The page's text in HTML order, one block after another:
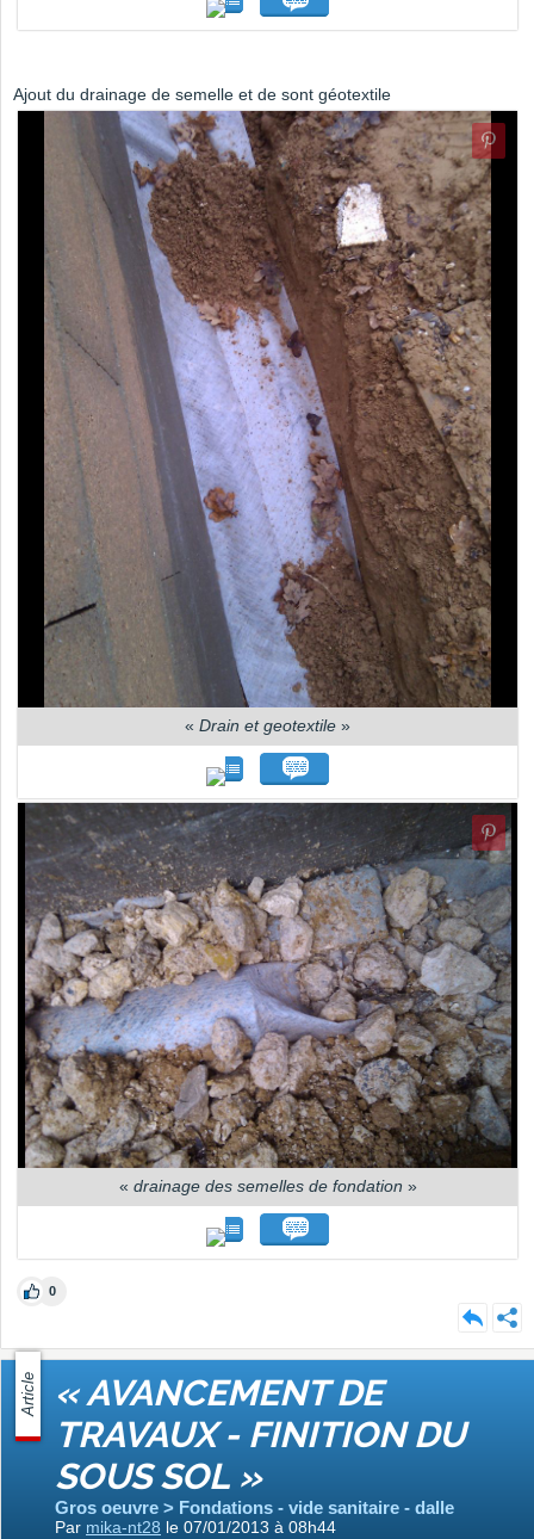
Ajout du drainage de semelle et de sont géotextile
« Drain et geotextile »
« drainage des semelles de fondation »
0
Article « AVANCEMENT DE
TRAVAUX - FINITION DU
SOUS SOL »
Gros oeuvre > Fondations - vide sanitaire - dalle
Par mika-nt28 le 07/01/2013 à 08h44